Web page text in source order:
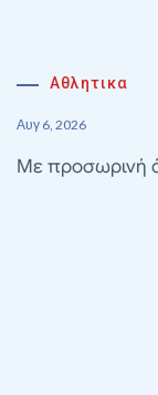
Αθλητικα
Αυγ 6, 2026
Με προσωρινή